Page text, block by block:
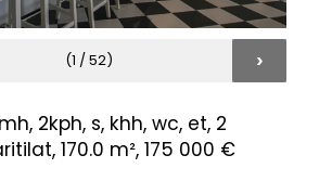
(1 / 52) ›
2kph, s, khh, wc, et, 2
170.0 m², 175 000 €